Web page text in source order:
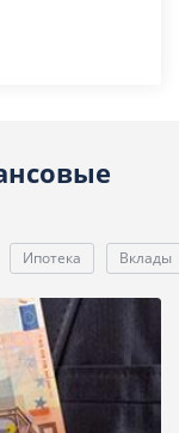
Ипотека Вклады